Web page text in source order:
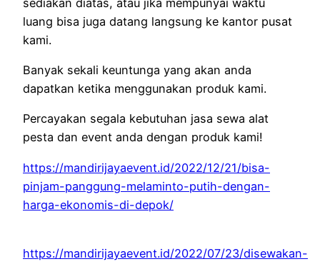
luang bisa juga datang langsung ke kantor pusat
kami.
Banyak sekali keuntunga yang akan anda
dapatkan ketika menggunakan produk kami.
Percayakan segala kebutuhan jasa sewa alat
pesta dan event anda dengan produk kami!
https://mandirijayaevent.id/2022/12/21/bisa-
pinjam-panggung-melaminto-putih-dengan-
harga-ekonomis-di-depok/
https://mandirijayaevent.id/2022/07/23/disewakan-